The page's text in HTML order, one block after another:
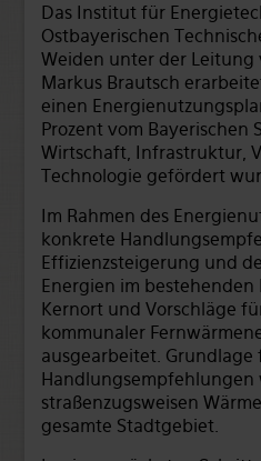
Das Institut für
Ostbayerischen
Weiden unter der Leitung
Markus Brautsch
einen
Prozent vom Bayerischen
Wirtschaft, Infrastruktur,
Technologie gefördert
Im Rahmen des
konkrete
Effizienzsteigerung und
Energien im bestehenden
Kernort und Vorschläge
kommunaler
ausgearbeitet.
Handlungsempfehlungen
straßenzugsweisen
gesamte Stadtgebiet.